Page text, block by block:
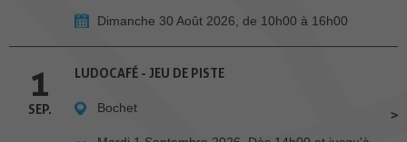
Dimanche 30 Août 2026, de 10h00 à 16h00
1
SEP.
LUDOCAFÉ - JEU DE PISTE
Bochet